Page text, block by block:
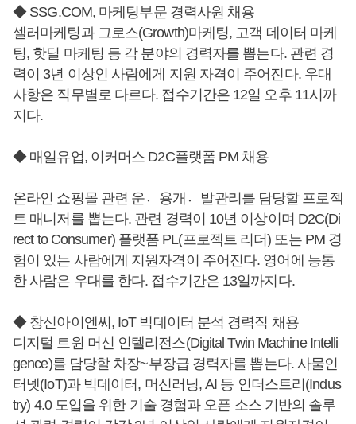
◆ SSG.COM, 마케팅부문 경력사원 채용
셀러마케팅과 그로스(Growth)마케팅, 고객 데이터 마케
팅, 핫딜 마케팅 등 각 분야의 경력자를 뽑는다. 관련 경
력이 3년 이상인 사람에게 지원 자격이 주어진다. 우대
사항은 직무별로 다르다. 접수기간은 12일 오후 11시까
지다.
◆ 매일유업, 이커머스 D2C플랫폼 PM 채용
온라인 쇼핑몰 관련 운용〮개발〮관리를 담당할 프로젝
트 매니저를 뽑는다. 관련 경력이 10년 이상이며 D2C(Di
rect to Consumer) 플랫폼 PL(프로젝트 리더) 또는 PM 경
험이 있는 사람에게 지원자격이 주어진다. 영어에 능통
한 사람은 우대를 한다. 접수기간은 13일까지다.
◆ 창신아이엔씨, IoT 빅데이터 분석 경력직 채용
디지털 트윈 머신 인텔리전스(Digital Twin Machine Intelli
gence)를 담당할 차장~부장급 경력자를 뽑는다. 사물인
터넷(IoT)과 빅데이터, 머신러닝, AI 등 인더스트리(Indus
try) 4.0 도입을 위한 기술 경험과 오픈 소스 기반의 솔루